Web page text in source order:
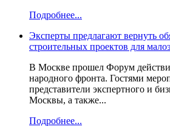
Подробнее...
Эксперты предлагают вернуть
строительных проектов для
В Москве прошел Форум
народного фронта. Гостями
представители экспертного и
Москвы, а также...
Подробнее...